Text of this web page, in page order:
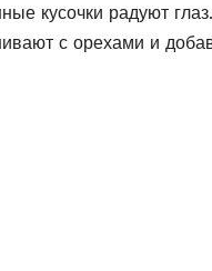
кусочки радуют
с орехами и